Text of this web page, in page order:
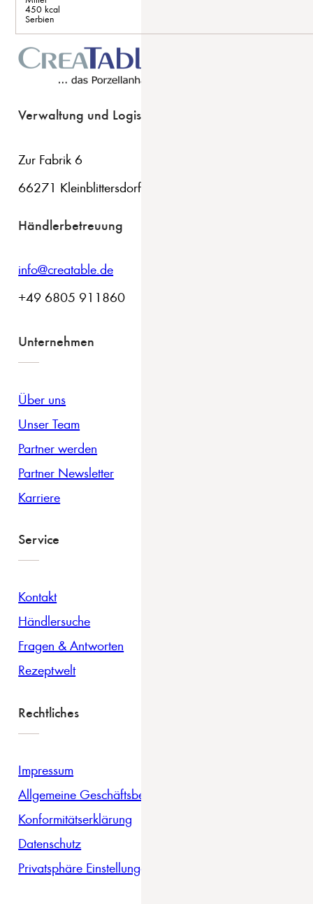
450 kcal
Serbien
Verwaltung und Logistik
Zur Fabrik 6
66271 Kleinblittersdorf
Händlerbetreuung
info@creatable.de
+49 6805 911860
Unternehmen
Über uns
Unser Team
Partner werden
Partner Newsletter
Karriere
Service
Kontakt
Händlersuche
Fragen & Antworten
Rezeptwelt
Rechtliches
Impressum
Allgemeine Geschäftsbedingungen
Konformitätserklärung
Datenschutz
Privatsphäre Einstellungen